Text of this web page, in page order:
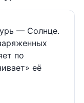
— Солнце.
по
её